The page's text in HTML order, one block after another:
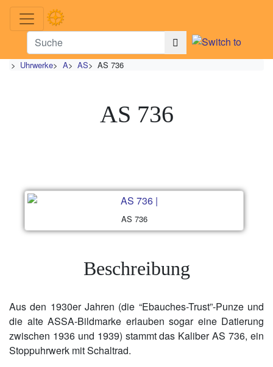
> Uhrwerke> A> AS> AS 736
AS 736
AS 736
Beschreibung
Aus den 1930er Jahren (die “Ebauches-Trust”-Punze und
die alte ASSA-Bildmarke erlauben sogar eine Datierung
zwischen 1936 und 1939) stammt das Kaliber AS 736, ein
Stoppuhrwerk mit Schaltrad.